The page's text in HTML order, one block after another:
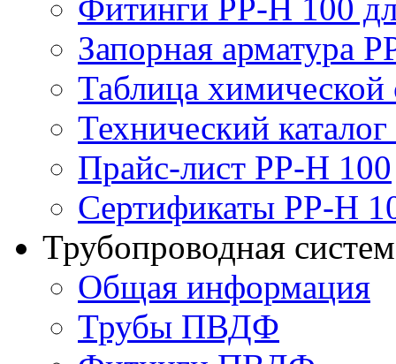
Фитинги PP-H 100
Запорная арматура
Таблица химической
Технический
Прайс-лист PP-H 100
Сертификаты PP-H
Трубопроводная
Общая информация
Трубы ПВДФ